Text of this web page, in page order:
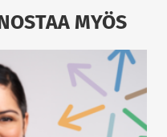
MYÖS